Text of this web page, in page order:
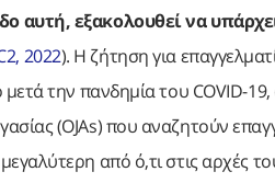
αυτή, εξακολουθεί να
2022). Η ζήτηση για
την πανδημία του COVID-19,
(OJAs) που αναζητούν
από ό,τι στις αρχές